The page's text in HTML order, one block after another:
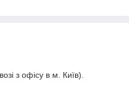
з офісу в м. Київ).